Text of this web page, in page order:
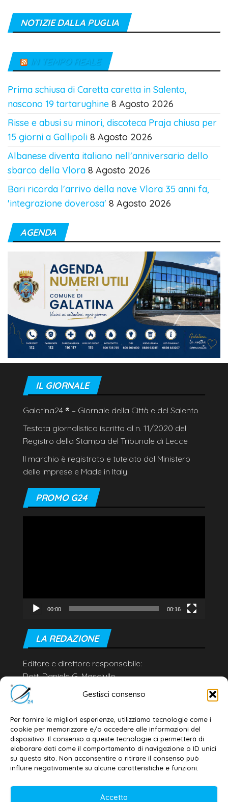
Gestisci consenso
Per fornire le migliori esperienze, utilizziamo tecnologie come i
cookie per memorizzare e/o accedere alle informazioni del
dispositivo. Il consenso a queste tecnologie ci permetterà di
elaborare dati come il comportamento di navigazione o ID unici
su questo sito. Non acconsentire o ritirare il consenso può
influire negativamente su alcune caratteristiche e funzioni.
Accetta
NOTIZIE DALLA PUGLIA
IN TEMPO REALE
Prima schiusa di Caretta caretta in Salento,
nascono 19 tartarughine 8 Agosto 2026
Risse e abusi su minori, discoteca Praja chiusa per
15 giorni a Gallipoli 8 Agosto 2026
Albanese diventa italiano nell'anniversario dello
sbarco della Vlora 8 Agosto 2026
Bari ricorda l'arrivo della nave Vlora 35 anni fa,
'integrazione doverosa' 8 Agosto 2026
AGENDA
IL GIORNALE
Galatina24 ® – Giornale della Città e del Salento
Testata giornalistica iscritta al n. 11/2020 del
Registro della Stampa del Tribunale di Lecce
Il marchio è registrato e tutelato dal Ministero
delle Imprese e Made in Italy
PROMO G24
00:00 00:16
LA REDAZIONE
Editore e direttore responsabile:
Dott. Daniele G. Masciullo
Email:
redazione@galatina24.it
Privacy policy–Cookie policy
© 2020-2026 | Galatina24 ®
Testata iscritta al n. 11/2020 Registro della
Stampa Tribunale di Lecce